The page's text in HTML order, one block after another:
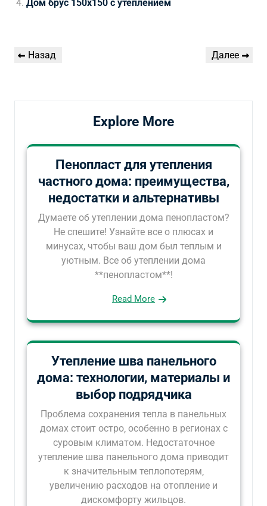
Дом брус 150х150 с утеплением
Навигация
Предыдущая
Назад
Следующая
Далее
Explore More
Пенопласт для утепления
частного дома: преимущества,
недостатки и альтернативы
Думаете об утеплении дома пенопластом?
Не спешите! Узнайте все о плюсах и
минусах, чтобы ваш дом был теплым и
уютным. Все об утеплении дома
**пенопластом**!
Read More
Утепление шва панельного
дома: технологии, материалы и
выбор подрядчика
Проблема сохранения тепла в панельных
домах стоит остро‚ особенно в регионах с
суровым климатом. Недостаточное
утепление шва панельного дома приводит
к значительным теплопотерям‚
увеличению расходов на отопление и
дискомфорту жильцов.